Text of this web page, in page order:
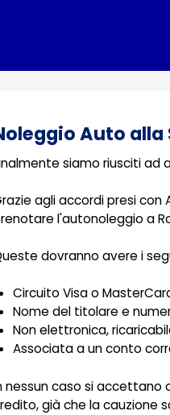
Auto
siamo riusciti ad
agli accordi presi con
l'autonoleggio a
dovranno avere i
Circuito Visa o
Nome del titolare e
Non elettronica,
Associata a un conto
nessun caso si accettano
già che la cauzione